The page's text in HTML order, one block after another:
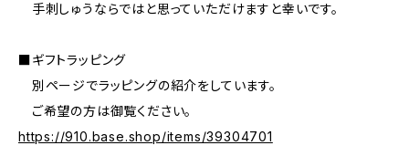
手刺しゅうならではと思っていただけますと幸いです。
■ギフトラッピング
別ページでラッピングの紹介をしています。
ご希望の方は御覧ください。
https://910.base.shop/items/39304701